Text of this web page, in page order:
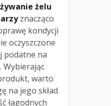
żelu
znacząco
kondycji
oczyszczone
podatne na
Wybierając
warto
na jego skład
łagodnych